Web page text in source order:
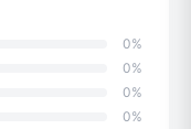
0%
0%
0%
0%